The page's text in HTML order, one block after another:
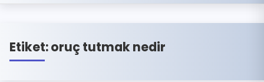
Etiket:oruç tutmak nedir